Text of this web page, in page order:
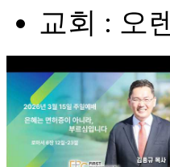
교회 : 오